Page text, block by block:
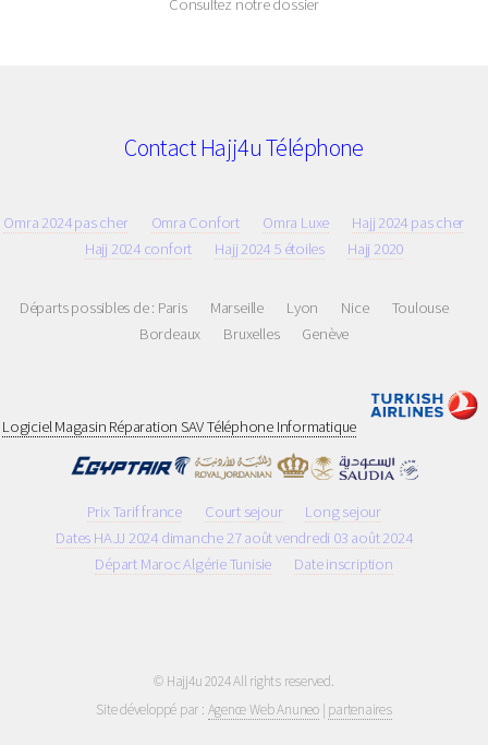
Consultez notre dossier
Contact Hajj4u Téléphone
Omra 2024 pas cher Omra Confort Omra Luxe
Hajj 2024 pas cher
Hajj 2024 confort
Hajj 2024 5 étoiles Hajj 2020
Départs possibles de : Paris Marseille Lyon Nice
Toulouse
Bordeaux
Bruxelles Genève
Logiciel Magasin Réparation SAV Téléphone Informatique
Prix Tarif france Court sejour
Long sejour
Dates HAJJ 2024 dimanche 27 août vendredi 03 août 2024
Départ Maroc Algérie Tunisie
Date inscription
© Hajj4u 2024 All rights reserved.
Site développé par : Agence Web Anuneo| partenaires